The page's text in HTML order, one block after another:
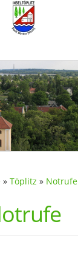
» Töplitz » Notrufe